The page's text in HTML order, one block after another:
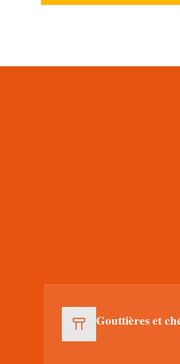
Gouttières et